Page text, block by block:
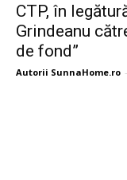
CTP, în
Grindeanu
de fond”
Autorii SunnaHome.ro -